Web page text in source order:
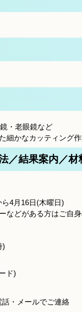
・老眼鏡など
細かなカッティング
／結果案内／材
4月16日(木曜日)
などがある方はご自
)
ド)
・メールでご連絡